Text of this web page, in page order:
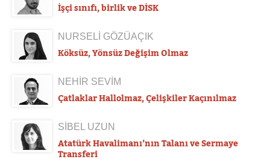
İşçi sınıfı, birlik ve DİSK
NURSELİ GÖZÜAÇIK
Köksüz, Yönsüz Değişim Olmaz
NEHİR SEVİM
Çatlaklar Hallolmaz, Çelişkiler Kaçınılmaz
SİBEL UZUN
Atatürk Havalimanı’nın Talanı ve Sermaye
Transferi